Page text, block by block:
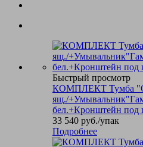
Быстрый просмотр
КОМПЛЕКТ Тумба
ящ./
бел.+Кронштейн под
33 540 руб./упак
Подробнее